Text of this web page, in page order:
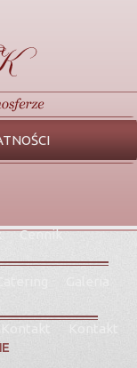
Cennik